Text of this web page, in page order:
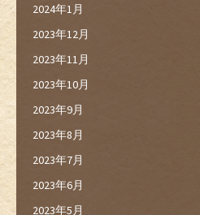
2024年1月
2023年12月
2023年11月
2023年10月
2023年9月
2023年8月
2023年7月
2023年6月
2023年5月